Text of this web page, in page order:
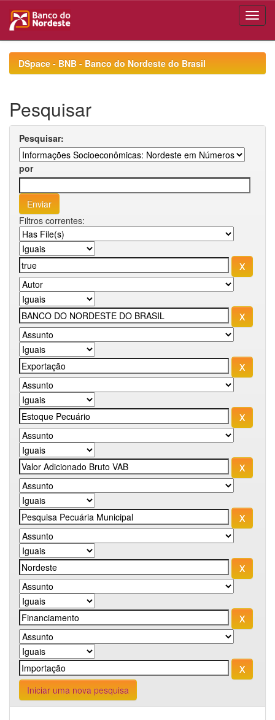
navigationDSpace - BNB - Banco do Nordeste do Brasil
Pesquisar
Pesquisar:
por
Filtros correntes:
Iniciar uma nova pesquisa